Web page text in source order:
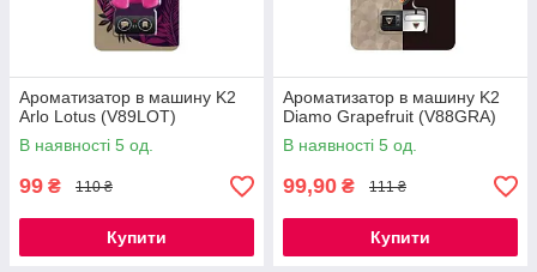
Ароматизатор в машину K2
Arlo Lotus (V89LOT)
В наявності 5 од.
99 ₴ 110 ₴
Купити
Ароматизатор в машину K2
Diamo Grapefruit (V88GRA)
В наявності 5 од.
99,90 ₴ 111 ₴
Купити